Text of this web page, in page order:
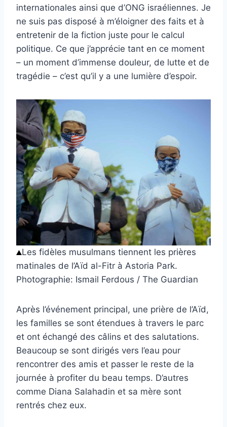
internationales ainsi que d’ONG israéliennes. Je
ne suis pas disposé à m’éloigner des faits et à
entretenir de la fiction juste pour le calcul
politique. Ce que j’apprécie tant en ce moment
– un moment d’immense douleur, de lutte et de
tragédie – c’est qu’il y a une lumière d’espoir.
Les fidèles musulmans tiennent les prières
matinales de l’Aïd al-Fitr à Astoria Park.
Photographie: Ismail Ferdous / The Guardian
Après l’événement principal, une prière de l’Aïd,
les familles se sont étendues à travers le parc
et ont échangé des câlins et des salutations.
Beaucoup se sont dirigés vers l’eau pour
rencontrer des amis et passer le reste de la
journée à profiter du beau temps. D’autres
comme Diana Salahadin et sa mère sont
rentrés chez eux.